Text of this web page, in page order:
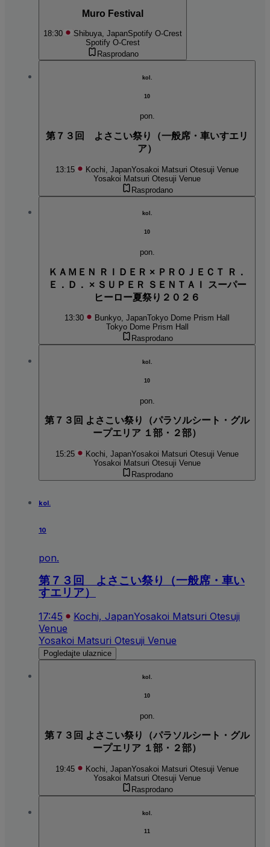
Muro Festival
18:30 Shibuya, JapanSpotify O-Crest
Spotify O-Crest
Rasprodano
kol.
10
pon.
第７３回 よさこい祭り（一般席・車いすエリ
ア）
13:15 Kochi, JapanYosakoi Matsuri Otesuji Venue
Yosakoi Matsuri Otesuji Venue
Rasprodano
kol.
10
pon.
ＫＡＭＥＮ ＲＩＤＥＲ × ＰＲＯＪＥＣＴ Ｒ．
Ｅ．Ｄ． × ＳＵＰＥＲ ＳＥＮＴＡＩ スーパー
ヒーロー夏祭り２０２６
13:30 Bunkyo, JapanTokyo Dome Prism Hall
Tokyo Dome Prism Hall
Rasprodano
kol.
10
pon.
第７３回 よさこい祭り（パラソルシート・グル
ープエリア １部・２部）
15:25 Kochi, JapanYosakoi Matsuri Otesuji Venue
Yosakoi Matsuri Otesuji Venue
Rasprodano
kol.
10
pon.
第７３回 よさこい祭り（一般席・車い
すエリア）
17:45 Kochi, JapanYosakoi Matsuri Otesuji
Venue
Yosakoi Matsuri Otesuji Venue
Pogledajte ulaznice
kol.
10
pon.
第７３回 よさこい祭り（パラソルシート・グル
ープエリア １部・２部）
19:45 Kochi, JapanYosakoi Matsuri Otesuji Venue
Yosakoi Matsuri Otesuji Venue
Rasprodano
kol.
11